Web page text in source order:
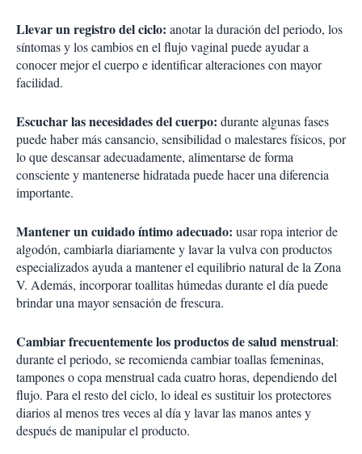
Llevar un registro del ciclo: anotar la duración del periodo, los
síntomas y los cambios en el flujo vaginal puede ayudar a
conocer mejor el cuerpo e identificar alteraciones con mayor
facilidad.
Escuchar las necesidades del cuerpo: durante algunas fases
puede haber más cansancio, sensibilidad o malestares físicos, por
lo que descansar adecuadamente, alimentarse de forma
consciente y mantenerse hidratada puede hacer una diferencia
importante.
Mantener un cuidado íntimo adecuado: usar ropa interior de
algodón, cambiarla diariamente y lavar la vulva con productos
especializados ayuda a mantener el equilibrio natural de la Zona
V. Además, incorporar toallitas húmedas durante el día puede
brindar una mayor sensación de frescura.
Cambiar frecuentemente los productos de salud menstrual:
durante el periodo, se recomienda cambiar toallas femeninas,
tampones o copa menstrual cada cuatro horas, dependiendo del
flujo. Para el resto del ciclo, lo ideal es sustituir los protectores
diarios al menos tres veces al día y lavar las manos antes y
después de manipular el producto.